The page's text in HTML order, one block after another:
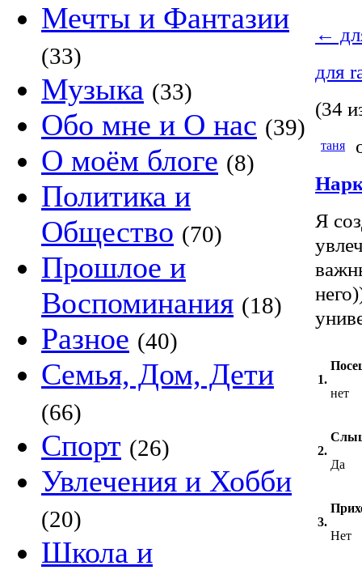
Мечты и Фантазии
(33)
Музыка (33)
Обо мне и О нас (39)
О моём блоге (8)
Политика и
Общество (70)
Прошлое и
Воспоминания (18)
Разное (40)
Семья, Дом, Дети
(66)
Спорт (26)
Увлечения и Хобби
(20)
Школа и
←
для
(34
таня
Я
1.
нет
2.
Да
3.
Нет